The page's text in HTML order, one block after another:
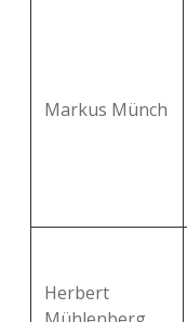
Markus Münch
Herbert